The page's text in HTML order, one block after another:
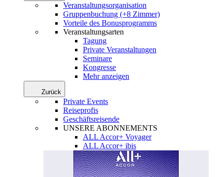
Veranstaltungsorganisation
Gruppenbuchung (+8 Zimmer)
Vorteile des Bonusprogramms
Veranstaltungsarten
Tagung
Private Veranstaltungen
Seminare
Kongresse
Mehr anzeigen
Zurück
Private Events
Reiseprofis
Geschäftsreisende
UNSERE ABONNEMENTS
ALL Accor+ Voyager
ALL Accor+ ibis